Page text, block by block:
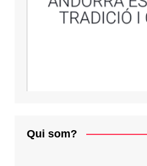
Qui som?